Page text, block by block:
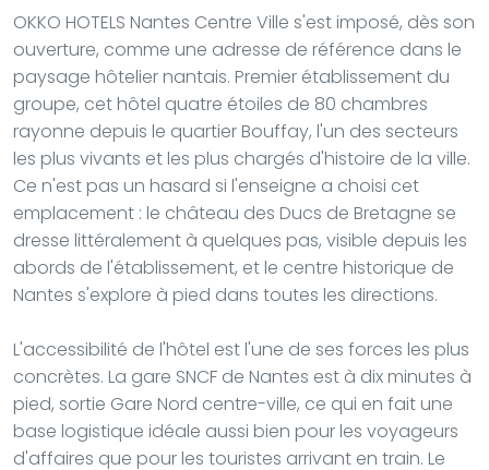
OKKO HOTELS Nantes Centre Ville s'est imposé, dès son
ouverture, comme une adresse de référence dans le
paysage hôtelier nantais. Premier établissement du
groupe, cet hôtel quatre étoiles de 80 chambres
rayonne depuis le quartier Bouffay, l'un des secteurs
les plus vivants et les plus chargés d'histoire de la ville.
Ce n'est pas un hasard si l'enseigne a choisi cet
emplacement : le château des Ducs de Bretagne se
dresse littéralement à quelques pas, visible depuis les
abords de l'établissement, et le centre historique de
Nantes s'explore à pied dans toutes les directions.
L'accessibilité de l'hôtel est l'une de ses forces les plus
concrètes. La gare SNCF de Nantes est à dix minutes à
pied, sortie Gare Nord centre-ville, ce qui en fait une
base logistique idéale aussi bien pour les voyageurs
d'affaires que pour les touristes arrivant en train. Le